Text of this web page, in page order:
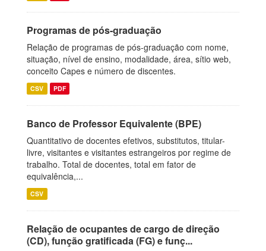
Programas de pós-graduação
Relação de programas de pós-graduação com nome,
situação, nível de ensino, modalidade, área, sítio web,
conceito Capes e número de discentes.
CSV PDF
Banco de Professor Equivalente (BPE)
Quantitativo de docentes efetivos, substitutos, titular-
livre, visitantes e visitantes estrangeiros por regime de
trabalho. Total de docentes, total em fator de
equivalência,...
CSV
Relação de ocupantes de cargo de direção
(CD), função gratificada (FG) e funç...